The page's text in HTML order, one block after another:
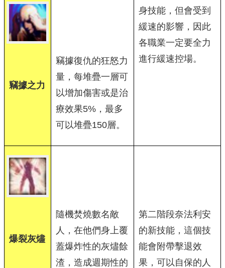
身技能，但會受到
緩速的影響，因此
各職業一定要全力
進行緩速控場。
竊據之力
竊據復仇的狂怒力
量，每堆疊一層可
以增加傷害或是治
療效果5%，最多
可以堆疊150層。
爆裂灰燼
隨機焚燒數名敵
人，在他們身上覆
蓋爆炸性的灰燼餘
渣，造成週期性的
第二階段奈法利安
的新技能，這個技
能會附帶擊退效
果，可以自保的人